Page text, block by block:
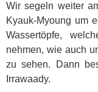
Wir segeln weiter
Kyauk-Myoung um
Wassertöpfe,
nehmen, wie auch
zu sehen. Dann
Irrawaady.